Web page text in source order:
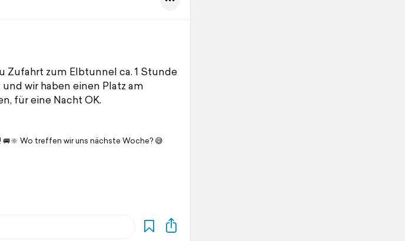
Zufahrt zum Elbtunnel ca. 1 Stunde
wir haben einen Platz am
für eine Nacht OK.
Wo treffen wir uns nächste Woche? 😅